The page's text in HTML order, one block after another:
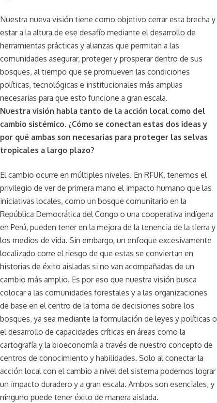
Nuestra nueva visión tiene como objetivo cerrar esta brecha y
estar a la altura de ese desafío mediante el desarrollo de
herramientas prácticas y alianzas que permitan a las
comunidades asegurar, proteger y prosperar dentro de sus
bosques, al tiempo que se promueven las condiciones
políticas, tecnológicas e institucionales más amplias
necesarias para que esto funcione a gran escala.
Nuestra visión habla tanto de la acción local como del
cambio sistémico. ¿Cómo se conectan estas dos ideas y
por qué ambas son necesarias para proteger las selvas
tropicales a largo plazo?
El cambio ocurre en múltiples niveles. En RFUK, tenemos el
privilegio de ver de primera mano el impacto humano que las
iniciativas locales, como un bosque comunitario en la
República Democrática del Congo o una cooperativa indígena
en Perú, pueden tener en la mejora de la tenencia de la tierra y
los medios de vida. Sin embargo, un enfoque excesivamente
localizado corre el riesgo de que estas se conviertan en
historias de éxito aisladas si no van acompañadas de un
cambio más amplio. Es por eso que nuestra visión busca
colocar a las comunidades forestales y a las organizaciones
de base en el centro de la toma de decisiones sobre los
bosques, ya sea mediante la formulación de leyes y políticas o
el desarrollo de capacidades críticas en áreas como la
cartografía y la bioeconomía a través de nuestro concepto de
centros de conocimiento y habilidades. Solo al conectar la
acción local con el cambio a nivel del sistema podemos lograr
un impacto duradero y a gran escala. Ambos son esenciales, y
ninguno puede tener éxito de manera aislada.